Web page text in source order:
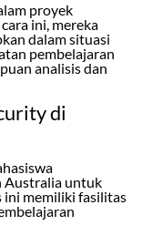
proyek
ini, mereka
dalam situasi
pembelajaran
analisis dan
di
Australiauntuk
ini memiliki fasilitas